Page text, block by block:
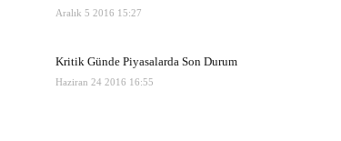
Aralık 5 2016 15:27
Kritik Günde Piyasalarda Son Durum
Haziran 24 2016 16:55